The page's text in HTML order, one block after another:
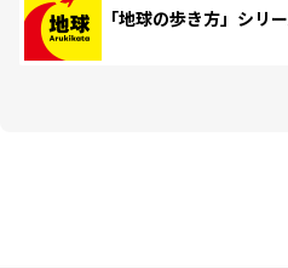
「地球の歩き方」シリ